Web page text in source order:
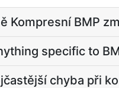
Kompresní BMP
specific to
chyba při